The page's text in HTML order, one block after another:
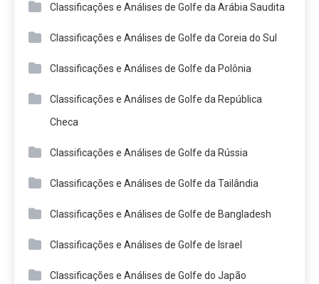
Classificações e Análises de Golfe da Arábia Saudita
Classificações e Análises de Golfe da Coreia do Sul
Classificações e Análises de Golfe da Polônia
Classificações e Análises de Golfe da República
Checa
Classificações e Análises de Golfe da Rússia
Classificações e Análises de Golfe da Tailândia
Classificações e Análises de Golfe de Bangladesh
Classificações e Análises de Golfe de Israel
Classificações e Análises de Golfe do Japão